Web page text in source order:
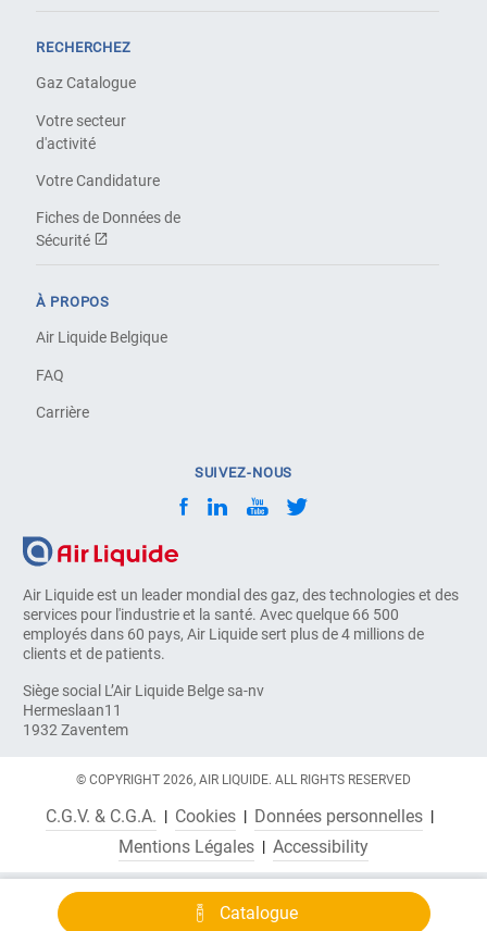
Catalogue
Air Liquide est un leader mondial des gaz, des technologies et des
services pour l'industrie et la santé. Avec quelque 66 500
employés dans 60 pays, Air Liquide sert plus de 4 millions de
clients et de patients.
Siège social L’Air Liquide Belge sa-nv
Hermeslaan11
1932 Zaventem
RECHERCHEZ
Gaz Catalogue
Votre secteur
d'activité
Votre Candidature
Fiches de Données de
Sécurité
À PROPOS
Air Liquide Belgique
FAQ
Carrière
SUIVEZ-NOUS
© COPYRIGHT 2026, AIR LIQUIDE. ALL RIGHTS RESERVED
C.G.V. & C.G.A. Cookies
Données personnelles
Mentions Légales
Accessibility